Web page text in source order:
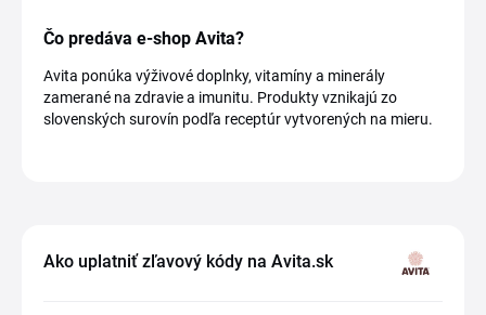
Čo predáva e-shop Avita?
Avita ponúka výživové doplnky, vitamíny a minerály
zamerané na zdravie a imunitu. Produkty vznikajú zo
slovenských surovín podľa receptúr vytvorených na mieru.
Ako uplatniť zľavový kódy na Avita.sk